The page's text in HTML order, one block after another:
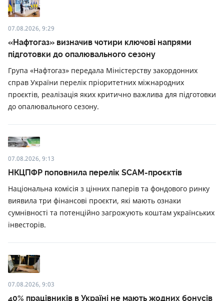
07.08.2026, 9:29
«Нафтогаз» визначив чотири ключові напрями
підготовки до опалювального сезону
Група «Нафтогаз» передала Міністерству закордонних
справ України перелік пріоритетних міжнародних
проєктів, реалізація яких критично важлива для підготовки
до опалювального сезону.
07.08.2026, 9:13
НКЦПФР поповнила перелік SCAM-проєктів
Національна комісія з цінних паперів та фондового ринку
виявила три фінансові проєкти, які мають ознаки
сумнівності та потенційно загрожують коштам українських
інвесторів.
07.08.2026, 9:03
40% працівників в Україні не мають жодних бонусів